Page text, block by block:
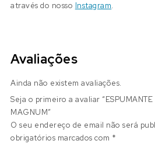
através do nosso Instagram.
Avaliações
Ainda não existem avaliações.
Seja o primeiro a avaliar “ESPUMANTE
MAGNUM”
O seu endereço de email não será
obrigatórios marcados com *